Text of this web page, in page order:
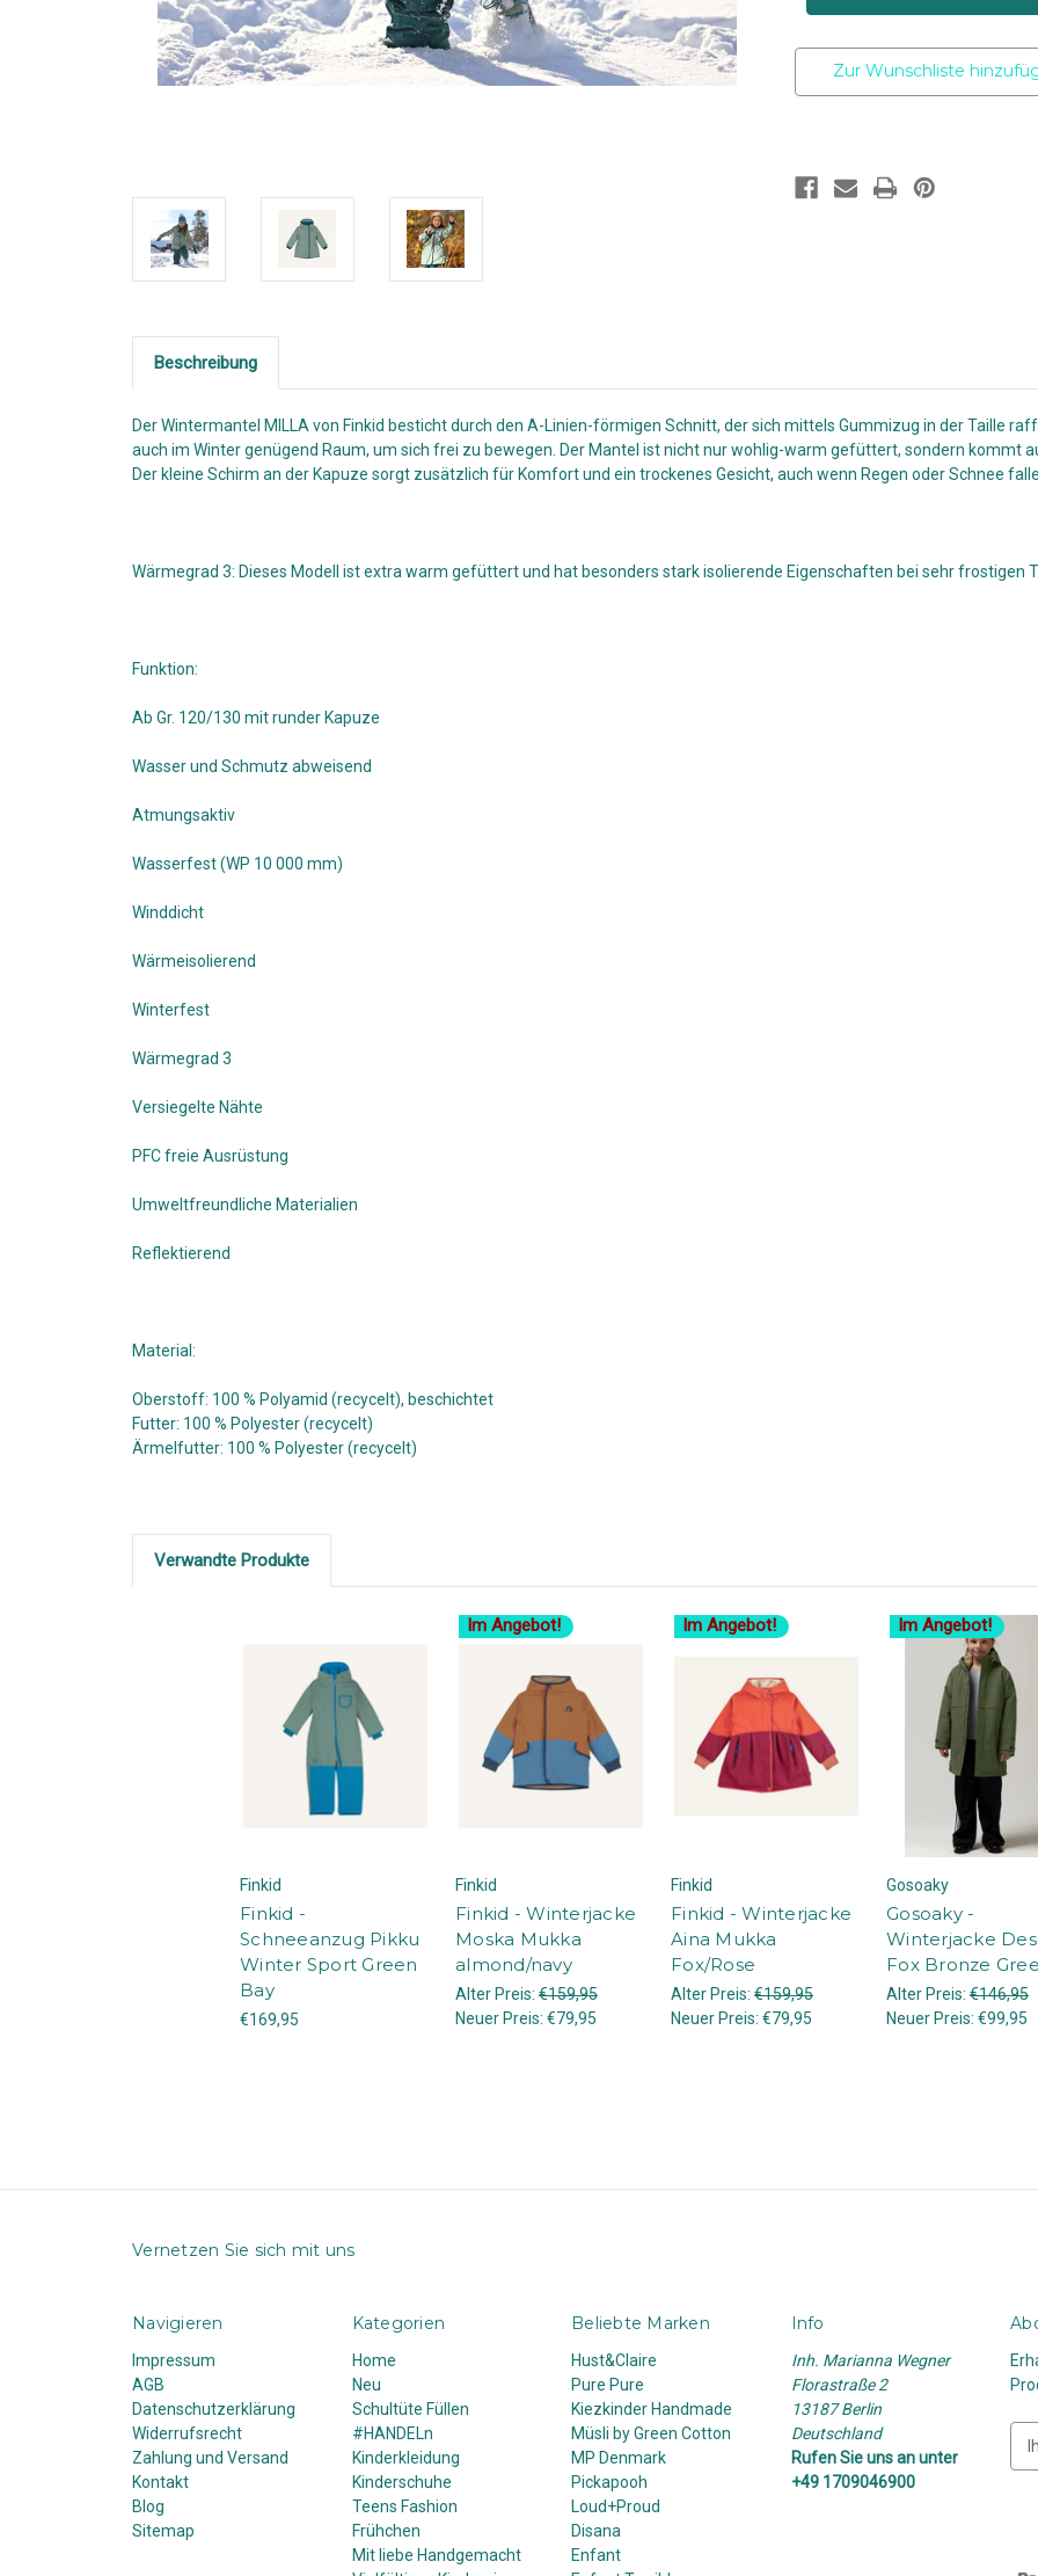
Bay Bay
Zur Wunschliste
Beschreibung
Der Wintermantel MILLA von Finkid besticht durch den A-Linien-förmigen Schnitt, der sich mittels Gummizug in der Taille
auch im Winter genügend Raum, um sich frei zu bewegen. Der Mantel ist nicht nur wohlig-warm gefüttert, sondern kommt
Der kleine Schirm an der Kapuze sorgt zusätzlich für Komfort und ein trockenes Gesicht, auch wenn Regen oder Schnee
Wärmegrad 3: Dieses Modell ist extra warm gefüttert und hat besonders stark isolierende Eigenschaften bei sehr frostigen
Funktion:
Ab Gr. 120/130 mit runder Kapuze
Wasser und Schmutz abweisend
Atmungsaktiv
Wasserfest (WP 10 000 mm)
Winddicht
Wärmeisolierend
Winterfest
Wärmegrad 3
Versiegelte Nähte
PFC freie Ausrüstung
Umweltfreundliche Materialien
Reflektierend
Material:
Oberstoff: 100 % Polyamid (recycelt), beschichtet
Futter: 100 % Polyester (recycelt)
Ärmelfutter: 100 % Polyester (recycelt)
Verwandte Produkte
Finkid
Finkid -
Schneeanzug Pikku
Winter Sport Green
Bay
€169,95
Im Angebot!
Finkid
Finkid - Winterjacke
Moska Mukka
almond/navy
Alter Preis: €159,95
Neuer Preis: €79,95
Im Angebot!
Finkid
Finkid - Winterjacke
Aina Mukka
Fox/Rose
Alter Preis: €159,95
Neuer Preis: €79,95
Im Angebot!
Gosoaky
Gosoaky -
Winterjacke
Fox Bronze
Alter Preis: €146,95
Neuer Preis: €99,95
Vernetzen Sie sich mit uns
Navigieren
Impressum
AGB
Datenschutzerklärung
Widerrufsrecht
Zahlung und Versand
Kontakt
Blog
Sitemap
Kategorien
Home
Neu
Schultüte Füllen
#HANDELn
Kinderkleidung
Kinderschuhe
Teens Fashion
Frühchen
Mit liebe Handgemacht
Beliebte Marken
Hust&Claire
Pure Pure
Kiezkinder Handmade
Müsli by Green Cotton
MP Denmark
Pickapooh
Loud+Proud
Disana
Enfant
Info
Inh. Marianna Wegner
Florastraße 2
13187 Berlin
Deutschland
Rufen Sie uns an unter
+49 1709046900